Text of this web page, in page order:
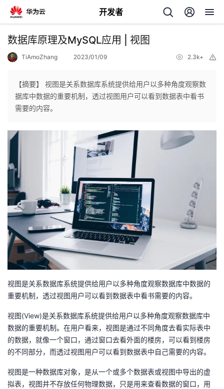
开发者
返
主
页
的
开
发
者
我
的
博
客
我
的
论
我
的
子
我
直
的
我
数据库原理及MySQL应用 | 视图
TiAmoZhang 2023/01/09 2.3k+
【摘要】 视图是关系数据库系统提供给用户以多种角度观察数
据库中数据的重要机制，透过视图用户可以看到数据表中看书
需要的内容。
视图是关系数据库系统提供给用户以多种角度观察数据库中数据的
重要机制，透过视图用户可以看到数据表中看书需要的内容。
视图(View)是关系数据库系统提供给用户以多种角度观察数据库中
数据的重要机制。在用户看来，视图是通过不同角度去看实际表中
的数据，就像一个窗口，通过窗口去看外面的楼房，可以看到楼房
的不同部分，而透过视图用户可以看到数据表中自己需要的内容。
视图是一种数据库对象，是从一个或多个数据表或视图中导出的虚
拟表，视图并不存放任何物理数据，只是用来查看数据的窗口，用